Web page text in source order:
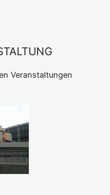
Veranstaltungen